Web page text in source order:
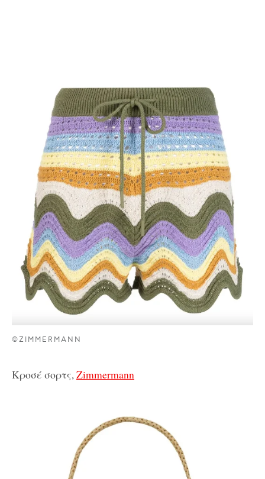
©ZIMMERMANN
Κροσέ σορτς,Zimmermann